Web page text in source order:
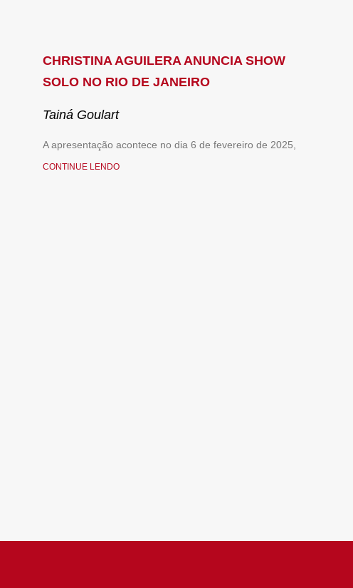
CHRISTINA AGUILERA ANUNCIA SHOW
SOLO NO RIO DE JANEIRO
Tainá Goulart
A apresentação acontece no dia 6 de fevereiro de 2025,
CONTINUE LENDO